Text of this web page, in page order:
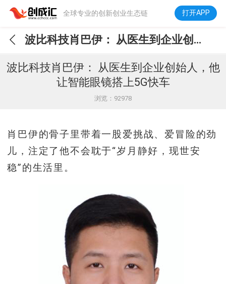
全球专业的创新创业生态链 打开APP
波比科技肖巴伊： 从医生到企业创始人，他让智能眼镜搭上5G快车
波比科技肖巴伊： 从医生到企业创始人，他
让智能眼镜搭上5G快车
浏览：92978
肖巴伊的骨子里带着一股爱挑战、爱冒险的劲
儿，注定了他不会耽于“岁月静好，现世安
稳”的生活里。